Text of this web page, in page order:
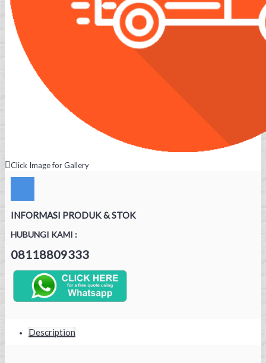
Click Image for Gallery
INFORMASI PRODUK & STOK
HUBUNGI KAMI :
08118809333
Description